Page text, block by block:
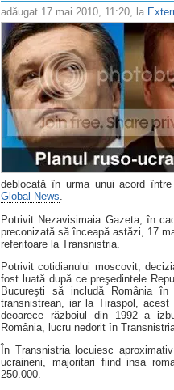
adăugat 17 mai 2010, 11:20, la
deblocată în urma unui acord
Global News.
Potrivit Nezavisimaia Gazeta, în
preconizată să înceapă astăzi, 17
referitoare la Transnistria.
Potrivit cotidianului moscovit,
fost luată după ce preşedintele
Bucureşti să includă România în
transnistrean, iar la Tiraspol,
deoarece războiul din 1992 a
România, lucru nedorit în
În Transnistria locuiesc
ucraineni, majoritari fiind insa
250.000.